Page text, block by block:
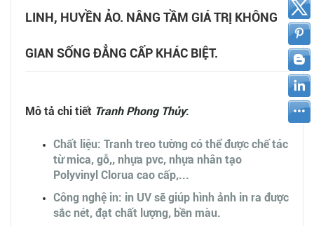
LINH, HUYỀN ẢO. NÂNG TẦM GIÁ TRỊ KHÔNG
GIAN SỐNG ĐẲNG CẤP KHÁC BIỆT.
Mô tả chi tiết Tranh Phong Thủy:
Chất liệu: Tranh treo tường có thể được chế tác
từ mica, gỗ,, nhựa pvc, nhựa nhân tạo
Polyvinyl Clorua cao cấp,...
Công nghệ in: in UV sẽ giúp hình ảnh in ra được
sắc nét, đạt chất lượng, bền màu.